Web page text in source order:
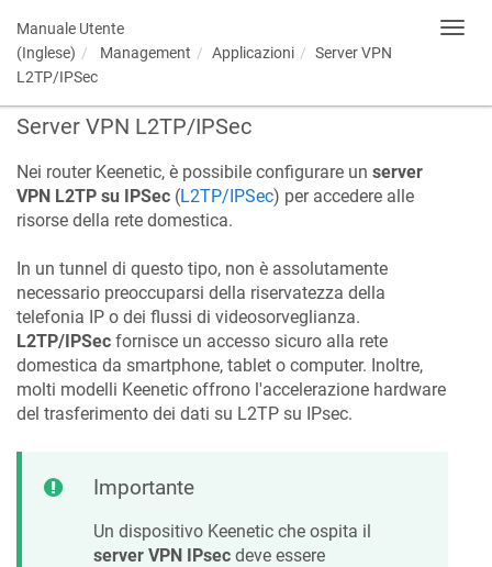
Manuale Utente
(Inglese)
Management Applicazioni
Server VPN
L2TP/IPSec
Server VPN L2TP/IPSec
Nei router Keenetic, è possibile configurare un server
VPN L2TP su IPSec (L2TP/IPSec) per accedere alle
risorse della rete domestica.
In un tunnel di questo tipo, non è assolutamente
necessario preoccuparsi della riservatezza della
telefonia IP o dei flussi di videosorveglianza.
L2TP/IPSec fornisce un accesso sicuro alla rete
domestica da smartphone, tablet o computer. Inoltre,
molti modelli Keenetic offrono l'accelerazione hardware
del trasferimento dei dati su L2TP su IPsec.
Importante
Un dispositivo Keenetic che ospita il
server VPN IPsec deve essere